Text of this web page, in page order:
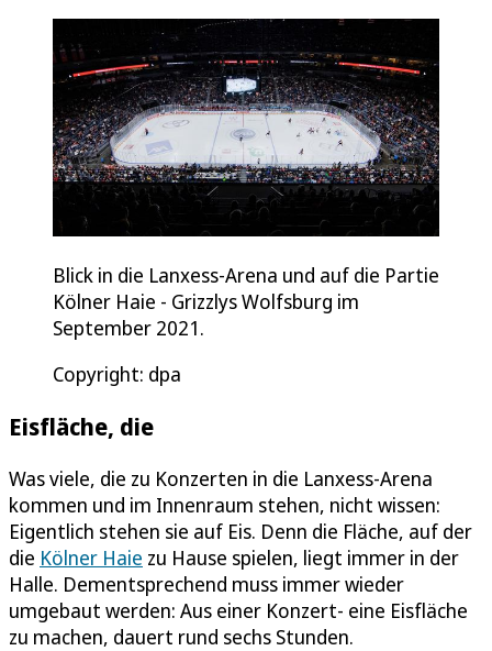
Blick in die Lanxess-Arena und auf die Partie
Kölner Haie - Grizzlys Wolfsburg im
September 2021.
Copyright: dpa
Eisfläche, die
Was viele, die zu Konzerten in die Lanxess-Arena
kommen und im Innenraum stehen, nicht wissen:
Eigentlich stehen sie auf Eis. Denn die Fläche, auf der
die Kölner Haie zu Hause spielen, liegt immer in der
Halle. Dementsprechend muss immer wieder
umgebaut werden: Aus einer Konzert- eine Eisfläche
zu machen, dauert rund sechs Stunden.